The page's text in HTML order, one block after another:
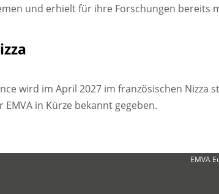
und erhielt für ihre Forschungen bereits
wird im April 2027 im französischen Nizza
in Kürze bekannt gegeben.
EMVA